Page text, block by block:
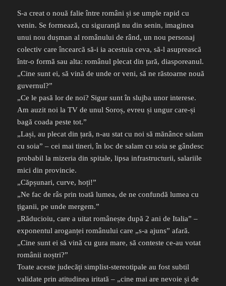
S-a creat o nouă falie între români și se umple rapid cu
venin. Se formează, cu siguranță nu din senin, imaginea
unui nou dușman al românului de rând, un nou personaj
colectiv care încearcă să-i ia acestuia ceva, să-l asuprească
într-o formă sau alta: românul plecat din țară, diasporeanul.
„Cine sunt ei, să vină de unde or veni, să ne răstoarne nouă
guvernul?”
„Ce le pasă lor de noi? Sigur sunt în slujba unor interese.
Am auzit noi la TV de unul Soroș, evreu și ungur care-și
bagă coada peste tot.”
„Lași, au plecat din țară, n-au stat cu noi să mănânce salam
cu soia” – cei mai tineri, în loc de salam cu soia se gândesc
probabil la mizeria din spitale, lipsa infrastructurii, salariile
mici din provincie.
„Căpșunari, curve, hoți!”
„Ne fac de râs prin toată lumea, de ne confundă lumea cu
țiganii, pe unde mergem.”
„Răducioiu, care a uitat românește după 2 ani de Italia” –
exponentul aroganței românului care „s-a ajuns” afară.
„Cine sunt ei să vină cu gura mare, să conteste ce-au votat
românii noștri?”
Toate aceste judecăți simplist-stereotipale au fost subtil
validate prin atitudinea iritată – „cine mai are nevoie și de